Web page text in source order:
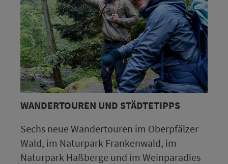
WANDERTOUREN UND STÄDTETIPPS
Sechs neue Wandertouren im Oberpfälzer
Wald, im Naturpark Frankenwald, im
Naturpark Haßberge und im Weinparadies